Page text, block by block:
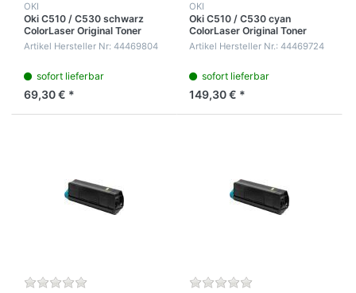
OKI
Oki C510 / C530 schwarz
ColorLaser Original Toner
Kartusche für 5.000 Seiten
Artikel Hersteller Nr: 44469804
sofort lieferbar
69,30 € *
OKI
Oki C510 / C530 cyan
ColorLaser Original Toner
Kartusche für 5.000 Seiten
Artikel Hersteller Nr.: 44469724
sofort lieferbar
149,30 € *